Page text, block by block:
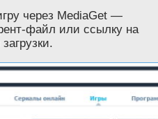
через MediaGet —
файл или ссылку на